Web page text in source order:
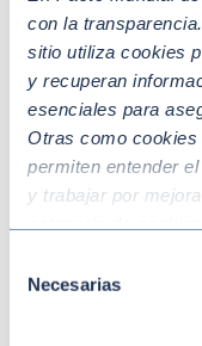
con la
sitio utiliza cookies
y recuperan
esenciales para
Otras como
permiten entender
y trabajar por
quieras que
Necesarias
Dic 29 2025
con la CSDR y